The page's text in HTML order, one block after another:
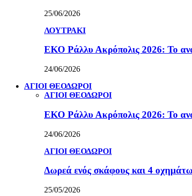
25/06/2026
ΛΟΥΤΡΑΚΙ
ΕΚΟ Ράλλυ Ακρόπολις 2026: Το
24/06/2026
ΑΓΙΟΙ ΘΕΟΔΩΡΟΙ
ΑΓΙΟΙ ΘΕΟΔΩΡΟΙ
ΕΚΟ Ράλλυ Ακρόπολις 2026: Το
24/06/2026
ΑΓΙΟΙ ΘΕΟΔΩΡΟΙ
Δωρεά ενός σκάφους και 4
25/05/2026